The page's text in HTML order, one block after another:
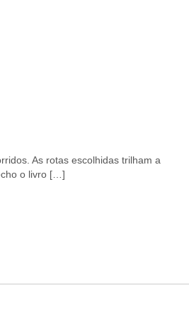
As rotas escolhidas trilham a
o livro […]